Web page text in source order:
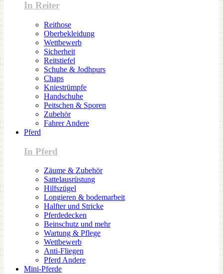
In Reiter
Reithose
Oberbekleidung
Wettbewerb
Sicherheit
Reitstiefel
Schuhe & Jodhpurs
Chaps
Kniestrümpfe
Handschuhe
Peitschen & Sporen
Zubehör
Fahrer Andere
Pferd
In Pferd
Zäume & Zubehör
Sattelausrüstung
Hilfszügel
Longieren & bodemarbeit
Halfter und Stricke
Pferdedecken
Beinschutz und mehr
Wartung & Pflege
Wettbewerb
Anti-Fliegen
Pferd Andere
Mini-Pferde